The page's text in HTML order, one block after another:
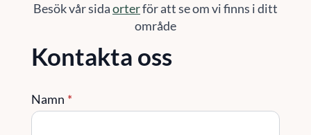
Besök vår sidaorterför att se om vi finns i ditt
område
Kontakta oss
Namn *